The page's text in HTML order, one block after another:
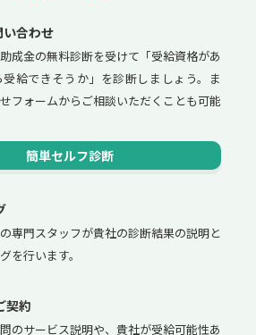
合わせ
成金の無料診断を受けて「受給資格があ
給できそうか」を診断しましょう。ま
フォームからご相談いただくことも可能
簡単セルフ診断
専門スタッフが貴社の診断結果の説明と
を行います。
契約
のサービス説明や、貴社が受給可能性あ